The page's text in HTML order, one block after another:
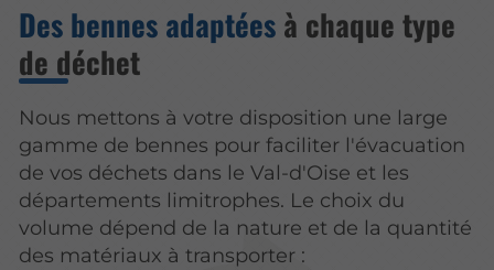
Des bennes adaptées à chaque type
de déchet
Nous mettons à votre disposition une large
gamme de bennes pour faciliter l'évacuation
de vos déchets dans le Val-d'Oise et les
départements limitrophes. Le choix du
volume dépend de la nature et de la quantité
des matériaux à transporter :